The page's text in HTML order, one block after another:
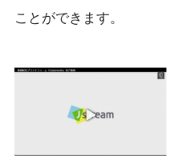
ことができます。